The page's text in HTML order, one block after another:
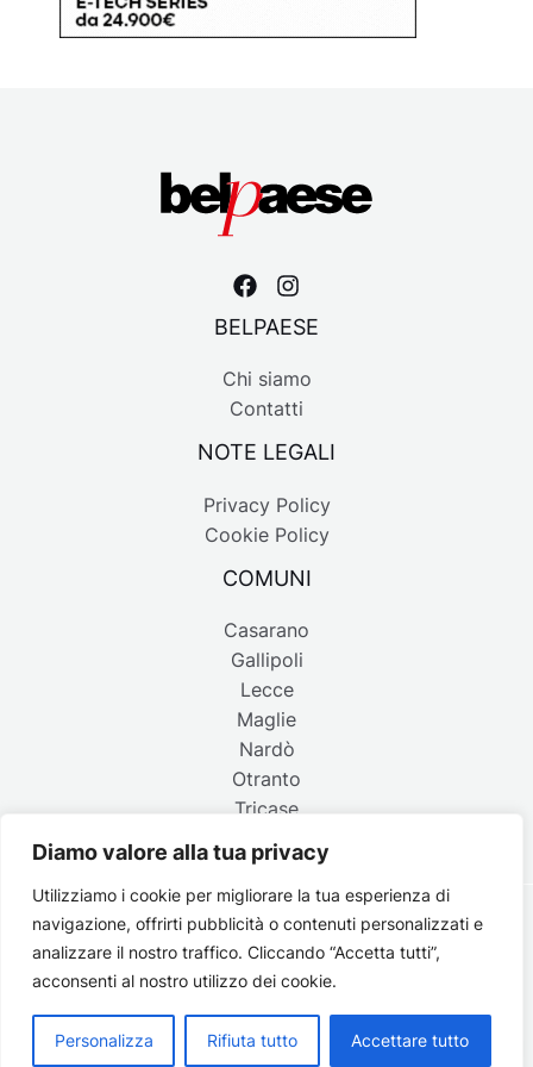
Diamo valore alla tua privacy
Utilizziamo i cookie per migliorare la tua esperienza di
navigazione, offrirti pubblicità o contenuti personalizzati e
analizzare il nostro traffico. Cliccando “Accetta tutti”,
acconsenti al nostro utilizzo dei cookie.
Personalizza Rifiuta tutto Accettare tutto
BELPAESE
Chi siamo
Contatti
NOTE LEGALI
Privacy Policy
Cookie Policy
COMUNI
Casarano
Gallipoli
Lecce
Maglie
Nardò
Otranto
Tricase
Copyright © 2026 Belpaese | Periodico d'informazione del
Salento - P.IVA 4637850753 - Testata registrata il 18 gennaio